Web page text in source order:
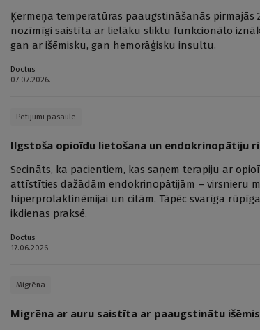
Ķermeņa temperatūras paaugstināšanās
nozīmīgi saistīta ar lielāku sliktu funkcionālo
gan ar išēmisku, gan hemorāģisku insultu.
Doctus
07.07.2026.
Pētījumi pasaulē
Ilgstoša opioīdu lietošana un endokrinopātiju
Secināts, ka pacientiem, kas saņem terapiju ar
attīstīties dažādām endokrinopātijām – virsnieru
hiperprolaktinēmijai un citām. Tāpēc svarīga
ikdienas praksē.
Doctus
17.06.2026.
Migrēna
Migrēna ar auru saistīta ar paaugstinātu